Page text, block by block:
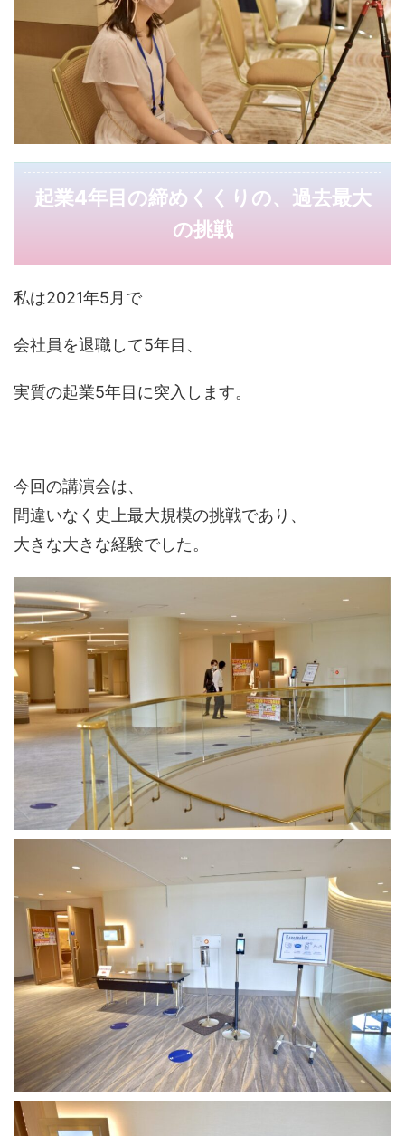
起業4年目の締めくくりの、過去最大
の挑戦
私は2021年5月で
会社員を退職して5年目、
実質の起業5年目に突入します。
今回の講演会は、
間違いなく史上最大規模の挑戦であり、
大きな大きな経験でした。